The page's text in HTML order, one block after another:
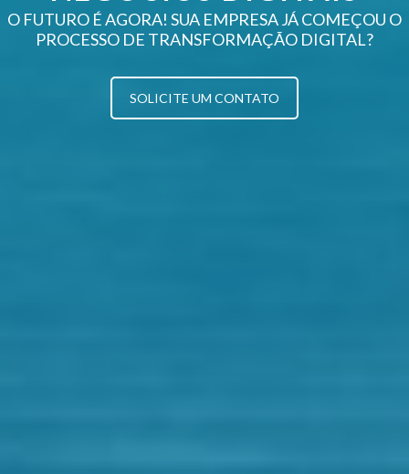
O FUTURO É AGORA! SUA EMPRESA JÁ COMEÇOU O
PROCESSO DE TRANSFORMAÇÃO DIGITAL?
SOLICITE UM CONTATO